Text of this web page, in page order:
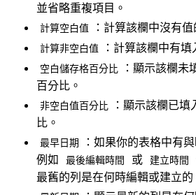
並省略重複項目。
計算空白值 ：計算該欄中沒有值
計算非空白值 ：計算該欄中有填
空白儲存格百分比
：顯示該欄未
百分比。
非空白值百分比
：顯示該欄已
比。
最早日期
：如果你的表格中有
例如
最後編輯時間 或 建立時間
最舊的列是在何時編輯或建立的